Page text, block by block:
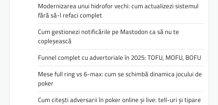
Modernizarea unui hidrofor vechi: cum actualizezi sistemul
fără să-l refaci complet
Cum gestionezi notificările pe Mastodon ca să nu te
copleșească
Funnel complet cu advertoriale în 2025: TOFU, MOFU, BOFU
Mese full ring vs 6-max: cum se schimbă dinamica jocului de
poker
Cum citești adversarii în poker online și live: tell-uri și tipare